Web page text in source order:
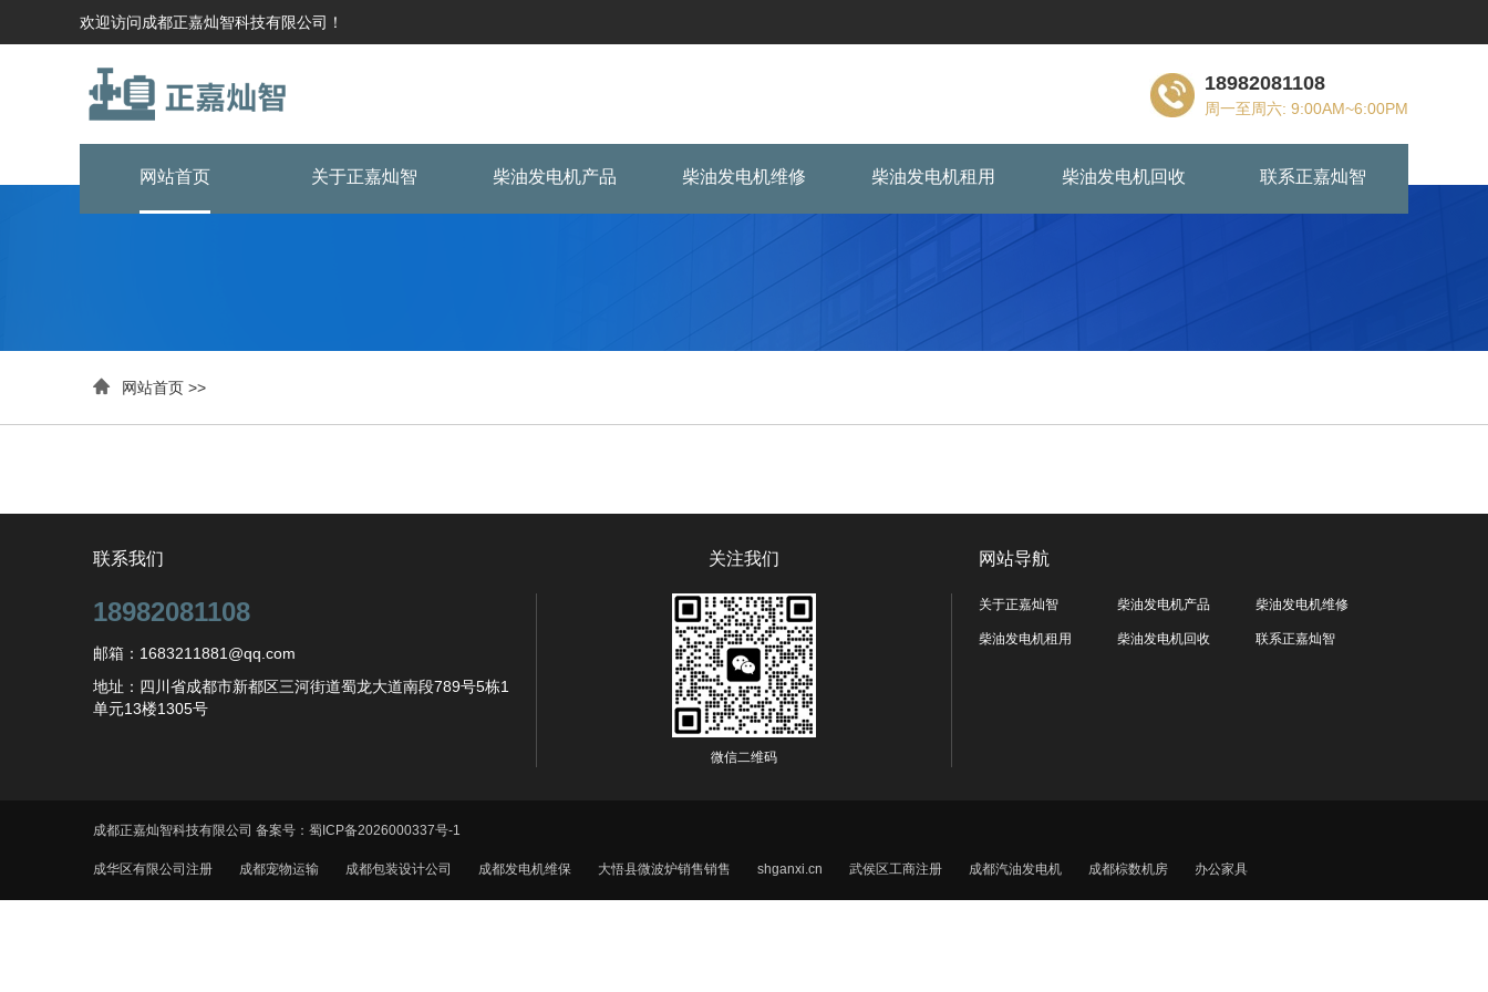
欢迎访问成都正嘉灿智科技有限公司！
18982081108
周一至周六: 9:00AM~6:00PM
网站首页 关于正嘉灿智 柴油发电机产品 柴油发电机维修 柴油发电机租用 柴油发电机回收 联系正嘉灿智
 网站首页 >>
联系我们
18982081108
邮箱：1683211881@qq.com
地址：四川省成都市新都区三河街道蜀龙大道南段789号5栋1
单元13楼1305号
关注我们
微信二维码
网站导航
关于正嘉灿智 柴油发电机产品 柴油发电机维修
柴油发电机租用 柴油发电机回收 联系正嘉灿智
成都正嘉灿智科技有限公司 备案号： 蜀ICP备2026000337号-1
成华区有限公司注册 成都宠物运输 成都包装设计公司 成都发电机维保 大悟县微波炉销售销售 shganxi.cn 武侯区工商注册 成都汽油发电机 成都棕数机房 办公家具